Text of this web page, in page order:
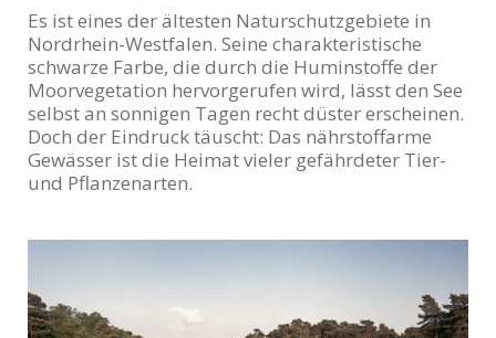
Es ist eines der ältesten Naturschutzgebiete in
Nordrhein-Westfalen. Seine charakteristische
schwarze Farbe, die durch die Huminstoffe der
Moorvegetation hervorgerufen wird, lässt den See
selbst an sonnigen Tagen recht düster erscheinen.
Doch der Eindruck täuscht: Das nährstoffarme
Gewässer ist die Heimat vieler gefährdeter Tier-
und Pflanzenarten.